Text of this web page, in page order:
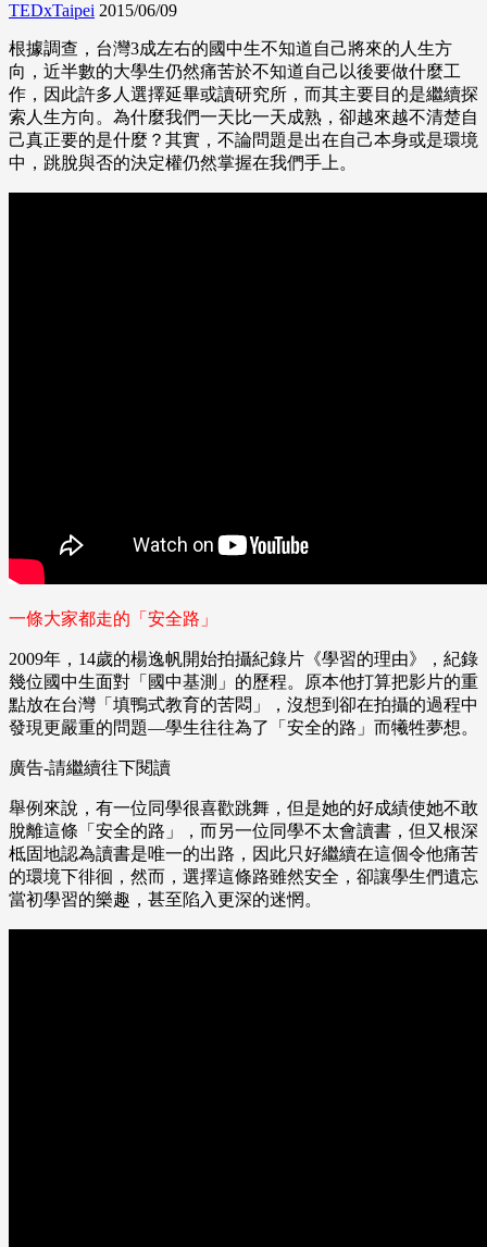
TEDxTaipei 2015/06/09
根據調查，台灣3成左右的國中生不知道自己將來的人生方
向，近半數的大學生仍然痛苦於不知道自己以後要做什麼工
作，因此許多人選擇延畢或讀研究所，而其主要目的是繼續探
索人生方向。為什麼我們一天比一天成熟，卻越來越不清楚自
己真正要的是什麼？其實，不論問題是出在自己本身或是環境
中，跳脫與否的決定權仍然掌握在我們手上。
一條大家都走的「安全路」
2009年，14歲的楊逸帆開始拍攝紀錄片《學習的理由》，紀錄
幾位國中生面對「國中基測」的歷程。原本他打算把影片的重
點放在台灣「填鴨式教育的苦悶」，沒想到卻在拍攝的過程中
發現更嚴重的問題—學生往往為了「安全的路」而犧牲夢想。
廣告-請繼續往下閱讀
舉例來說，有一位同學很喜歡跳舞，但是她的好成績使她不敢
脫離這條「安全的路」，而另一位同學不太會讀書，但又根深
柢固地認為讀書是唯一的出路，因此只好繼續在這個令他痛苦
的環境下徘徊，然而，選擇這條路雖然安全，卻讓學生們遺忘
當初學習的樂趣，甚至陷入更深的迷惘。